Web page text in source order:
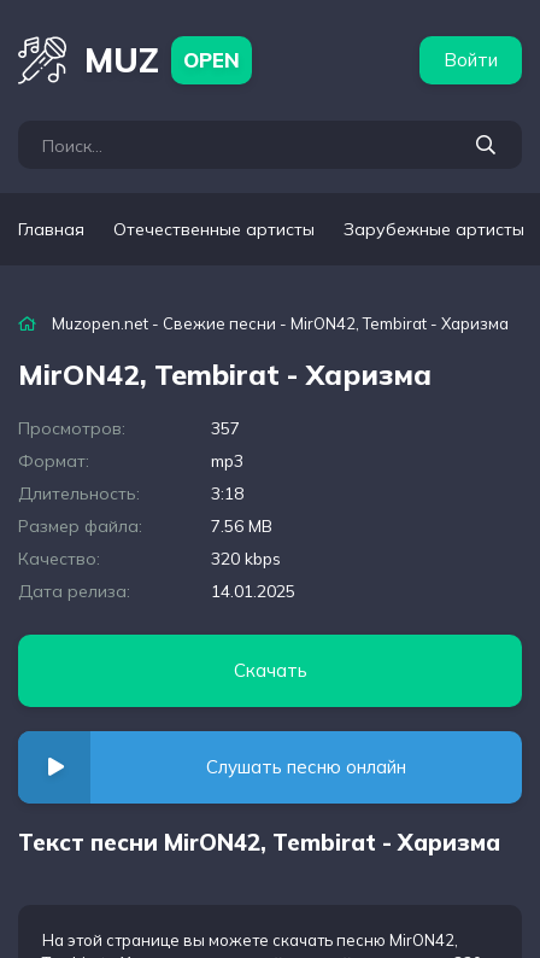
MUZ OPEN Войти
Главная Отечественные артисты Зарубежные артисты
Muzopen.net - Свежие песни - MirON42, Tembirat - Харизма
MirON42, Tembirat - Харизма
Просмотров:
357
Формат:
mp3
Длительность:
3:18
Размер файла:
7.56 MB
Качество:
320 kbps
Дата релиза:
14.01.2025
Скачать
Слушать песню онлайн
Текст песни MirON42, Tembirat - Харизма
На этой странице вы можете скачать песню MirON42,
артисты Популярные подборки